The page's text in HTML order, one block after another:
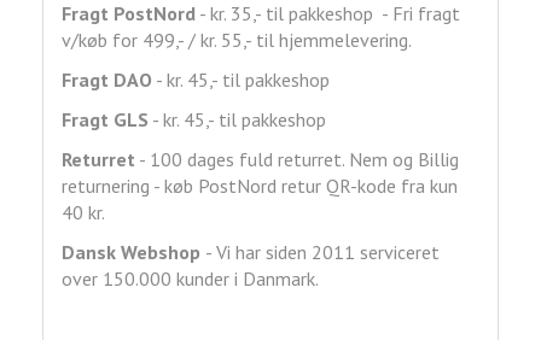
Fragt PostNord - kr. 35,- til pakkeshop - Fri fragt
v/køb for 499,- / kr. 55,- til hjemmelevering.
Fragt DAO - kr. 45,- til pakkeshop
Fragt GLS - kr. 45,- til pakkeshop
Returret - 100 dages fuld returret. Nem og Billig
returnering - køb PostNord retur QR-kode fra kun
40 kr.
Dansk Webshop - Vi har siden 2011 serviceret
over 150.000 kunder i Danmark.